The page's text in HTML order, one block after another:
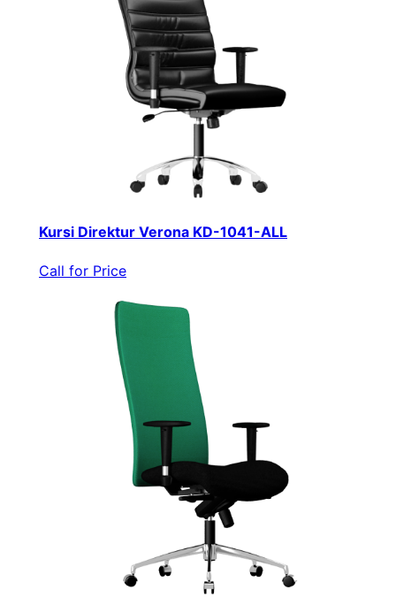
Kursi Direktur Verona KD-1041-ALL
Call for Price